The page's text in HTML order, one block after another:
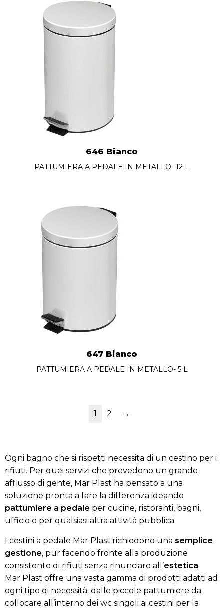
646 Bianco
PATTUMIERA A PEDALE IN METALLO- 12 L
647 Bianco
PATTUMIERA A PEDALE IN METALLO- 5 L
1 2 →
Ogni bagno che si rispetti necessita di un cestino per i
rifiuti. Per quei servizi che prevedono un grande
afflusso di gente, Mar Plast ha pensato a una
soluzione pronta a fare la differenza ideando
pattumiere a pedale per cucine, ristoranti, bagni,
ufficio o per qualsiasi altra attività pubblica.
I cestini a pedale Mar Plast richiedono una semplice
gestione, pur facendo fronte alla produzione
consistente di rifiuti senza rinunciare all’estetica.
Mar Plast offre una vasta gamma di prodotti adatti ad
ogni tipo di necessità: dalle piccole pattumiere da
collocare all’interno dei wc singoli ai cestini per la